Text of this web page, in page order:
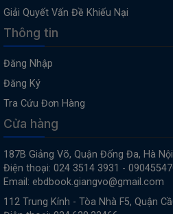
Giải Quyết Vấn Đề Khiếu Nại
Thông tin
Đăng Nhập
Đăng Ký
Tra Cứu Đơn Hàng
Cửa hàng
187B Giảng Võ, Quận Đống Đa, Hà Nội
Điện thoại: 024 3514 3931 -
Email: ebdbook.giangvo@gmail.com
112 Trung Kính - Tòa Nhà F5, Quận